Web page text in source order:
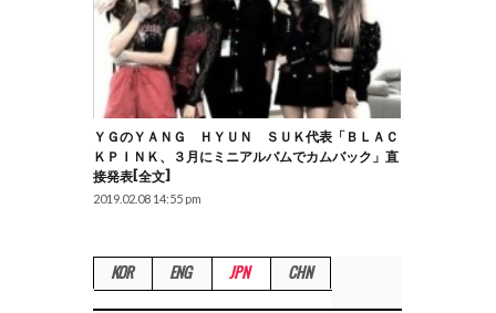
ＹＧのＹＡＮＧ ＨＹＵＮ ＳＵＫ代表「ＢＬＡＣ
ＫＰＩＮＫ、３月にミニアルバムでカムバック」直
接発表[全文]
2019.02.08 14:55 pm
KOR ENG JPN CHN